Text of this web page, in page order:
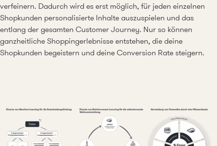
verfeinern. Dadurch wird es erst möglich, für jeden einzelnen
Shopkunden personalisierte Inhalte auszuspielen und das
entlang der gesamten Customer Journey. Nur so können
ganzheitliche Shoppingerlebnisse entstehen, die deine
Shopkunden begeistern und deine Conversion Rate steigern.